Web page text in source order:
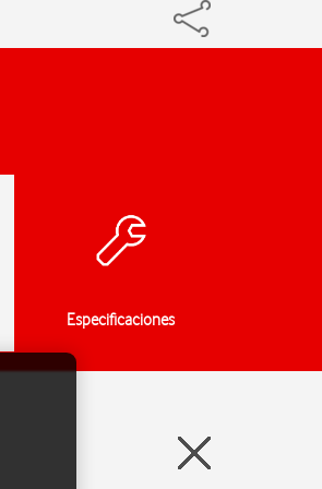
Especificaciones